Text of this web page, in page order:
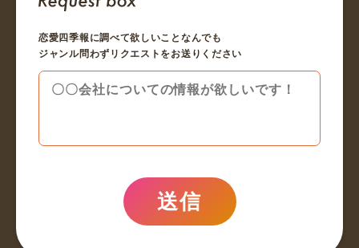
恋愛四季報に調べて欲しいことなんでも
ジャンル問わずリクエストをお送りください
送信